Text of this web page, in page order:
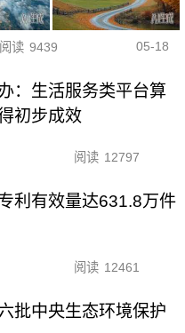
阅读 9439 05-18
：生活服务类平台算
初步成效
阅读 12797
利有效量达631.8万件
阅读 12461
批中央生态环境保护